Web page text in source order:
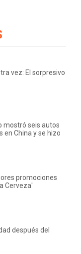
vez: El sorpresivo
mostró seis autos
China y se hizo
promociones
Cerveza'
después del